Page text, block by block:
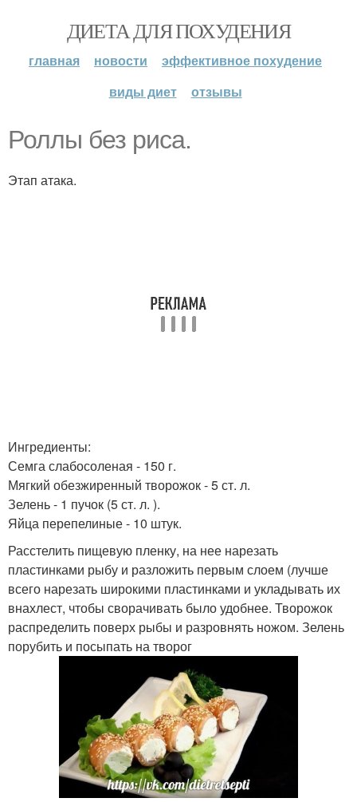
ДИЕТА ДЛЯ ПОХУДЕНИЯ
главная новости
эффективное похудение
виды диет
отзывы
Роллы без риса.
Этап атака.
Ингредиенты:
Семга слабосоленая - 150 г.
Мягкий обезжиренный творожок - 5 ст. л.
Зелень - 1 пучок (5 ст. л. ).
Яйца перепелиные - 10 штук.
Расстелить пищевую пленку, на нее нарезать
пластинками рыбу и разложить первым слоем (лучше
всего нарезать широкими пластинками и укладывать их
внахлест, чтобы сворачивать было удобнее. Творожок
распределить поверх рыбы и разровнять ножом. Зелень
порубить и посыпать на творог